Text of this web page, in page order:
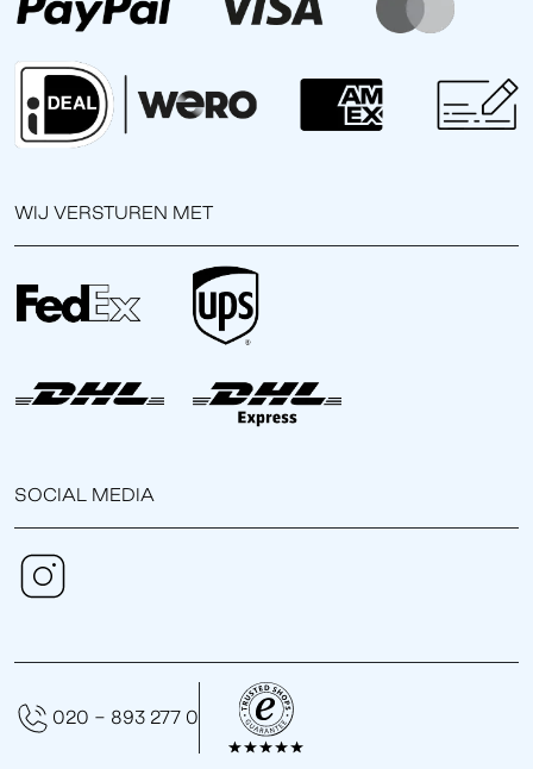
WIJ VERSTUREN MET
SOCIAL MEDIA
020 - 893 277 0